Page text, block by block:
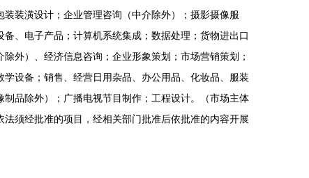
装潢设计；企业管理咨询（中介除外）；摄影摄像服
、电子产品；计算机系统集成；数据处理；货物进出口
外）、经济信息咨询；企业形象策划；市场营销策划；
设备；销售、经营日用杂品、办公用品、化妆品、服装
品除外）；广播电视节目制作；工程设计。（市场主体
须经批准的项目，经相关部门批准后依批准的内容开展